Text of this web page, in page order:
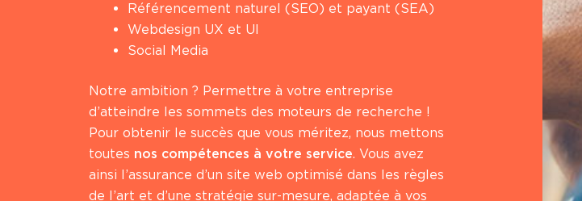
Référencement naturel (SEO) et payant (SEA)
Webdesign UX et UI
Social Media
Notre ambition ? Permettre à votre entreprise
d’atteindre les sommets des moteurs de recherche !
Pour obtenir le succès que vous méritez, nous mettons
toutes nos compétences à votre service. Vous avez
ainsi l’assurance d’un site web optimisé dans les règles
de l’art et d’une stratégie sur-mesure, adaptée à vos